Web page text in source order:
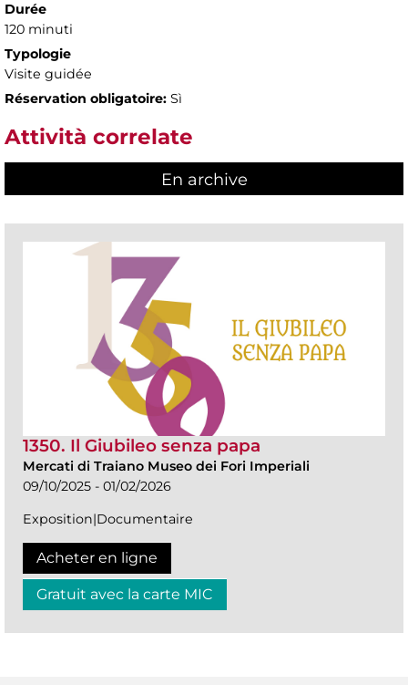
Durée
120 minuti
Typologie
Visite guidée
Réservation obligatoire: Sì
Attività correlate
En archive
1350. Il Giubileo senza papa
Mercati di Traiano Museo dei Fori Imperiali
09/10/2025 - 01/02/2026
Exposition|Documentaire
Acheter en ligne
Gratuit avec la carte MIC